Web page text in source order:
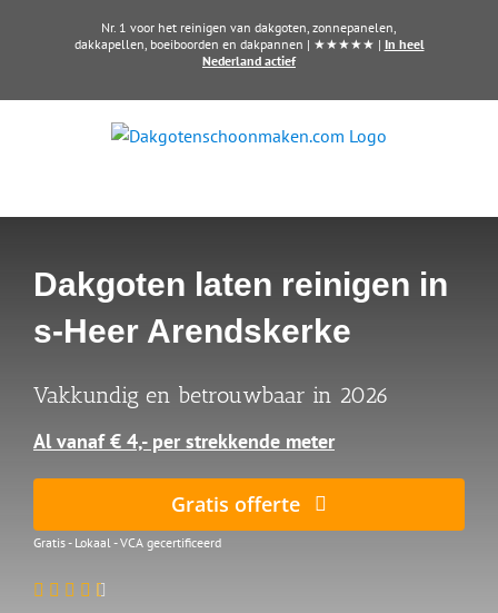
Nr. 1 voor het reinigen van dakgoten, zonnepanelen,
dakkapellen, boeiboorden en dakpannen | ★★★★★ | In heel
Nederland actief
Dakgoten laten reinigen in
s-Heer Arendskerke
Vakkundig en betrouwbaar in 2026
Al vanaf € 4,- per strekkende meter
Gratis offerte
Gratis - Lokaal - VCA gecertificeerd